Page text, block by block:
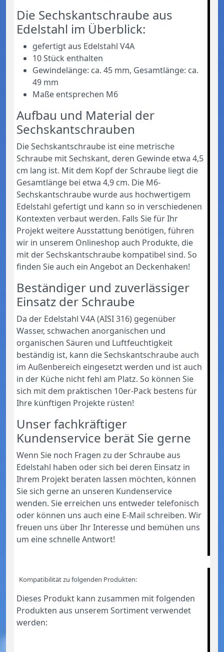
Die Sechskantschraube aus
Edelstahl im Überblick:
gefertigt aus Edelstahl V4A
10 Stück enthalten
Gewindelänge: ca. 45 mm, Gesamtlänge: ca.
49 mm
Maße entsprechen M6
Aufbau und Material der
Sechskantschrauben
Die Sechskantschraube ist eine metrische
Schraube mit Sechskant, deren Gewinde etwa 4,5
cm lang ist. Mit dem Kopf der Schraube liegt die
Gesamtlänge bei etwa 4,9 cm. Die M6-
Sechskantschraube wurde aus hochwertigem
Edelstahl gefertigt und kann so in verschiedenen
Kontexten verbaut werden. Falls Sie für Ihr
Projekt weitere Ausstattung benötigen, führen
wir in unserem Onlineshop auch Produkte, die
mit der Sechskantschraube kompatibel sind. So
finden Sie auch ein Angebot an Deckenhaken!
Beständiger und zuverlässiger
Einsatz der Schraube
Da der Edelstahl V4A (AISI 316) gegenüber
Wasser, schwachen anorganischen und
organischen Säuren und Luftfeuchtigkeit
beständig ist, kann die Sechskantschraube auch
im Außenbereich eingesetzt werden und ist auch
in der Küche nicht fehl am Platz. So können Sie
sich mit dem praktischen 10er-Pack bestens für
Ihre künftigen Projekte rüsten!
Unser fachkräftiger
Kundenservice berät Sie gerne
Wenn Sie noch Fragen zu der Schraube aus
Edelstahl haben oder sich bei deren Einsatz in
Ihrem Projekt beraten lassen möchten, können
Sie sich gerne an unseren Kundenservice
wenden. Sie erreichen uns entweder telefonisch
oder können uns auch eine E-Mail schreiben. Wir
freuen uns über Ihr Interesse und bemühen uns
um eine schnelle Antwort!
Kompatibilität zu folgenden Produkten:
Dieses Produkt kann zusammen mit folgenden
Produkten aus unserem Sortiment verwendet
werden: